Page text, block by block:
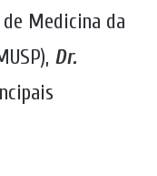
Medicina da
Dr.